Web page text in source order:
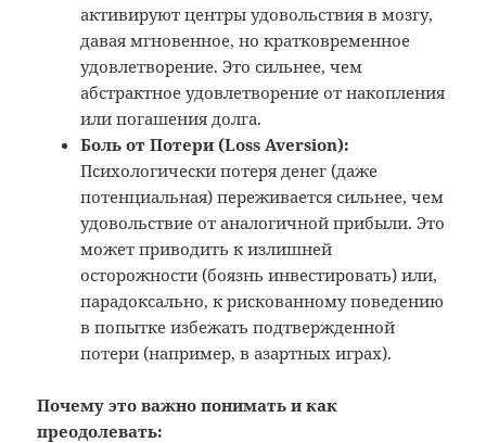
активируют центры удовольствия в мозгу,
давая мгновенное, но кратковременное
удовлетворение. Это сильнее, чем
абстрактное удовлетворение от накопления
или погашения долга.
Боль от Потери (Loss Aversion):
Психологически потеря денег (даже
потенциальная) переживается сильнее, чем
удовольствие от аналогичной прибыли. Это
может приводить к излишней
осторожности (боязнь инвестировать) или,
парадоксально, к рискованному поведению
в попытке избежать подтвержденной
потери (например, в азартных играх).
Почему это важно понимать и как
преодолевать: